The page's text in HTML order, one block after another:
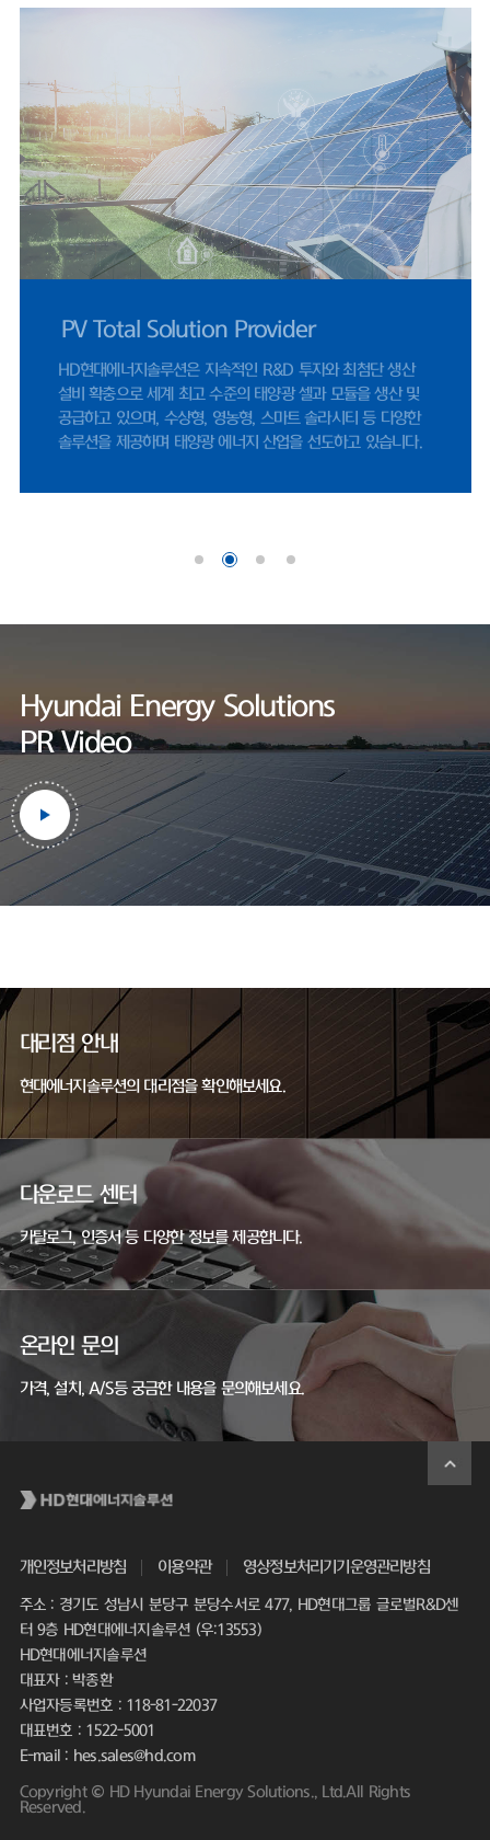
비 66% 증가한 9848억 원을 기록했다. 같은 기간 영업이익은 95억 원에서
902억 원으로 849% 증가했다.이후 2023년 매출 5461억 원, 2024년
4224억 원으로 외형이 다시 축소됐으나, 지난해 반등을 보였다. 2025년
매출은 4927억 원으로 전년 대비 17% 증가했으며, 영업이익은 412억 원
으로 1077%나 증가했다. 2024년 0.83%까지 하락했던 영업이익률은 지
난해 8.37%까지 올랐다.HD현대에너지솔루션은 지난달 31일 미국 '힐스보
로 솔라 프로젝트 유한책임회사(Hillsboro Solar Project LLC)'와 체결한
1278억 원 규모 공급 계약은 단일 계약 기준 역대 최대 규모로, 지난해 전
체 수출 매출 66%에 달한다.미국 시장 정책적 환경도 긍정적이다. 2025년
7월 제정된 OBBBA(One Big Beautiful Bill Act)에 따라 세액공제 수혜
를 받기 위한 프로젝트 착공 수요가 몰리면서, 2024년 453억 원 수준이었
던 미국 매출은 2025년 1619억 원으로 257% 증가했다.국내 시장 여건 역
고, 태양광 설치 걸림돌이었던 '이격거리 규제' 관련 법 개정안이 2026년 9
나이스신용평가 선임연구원은 "미국 시장 내 FEOC(해외우려기관) 관련 규
제에 따라, 중국산 공급망에 대한 제약이 강화되면서 비중국계 공급망을 확
보한 기업으로서 수혜 여력이 존재한다"며 "미국 태양광 매출은 세액공제
적용을 위한 프로젝트 조기 추진 영향으로 2026년에도 증가할 것"으로 내
달 정기주주총회를 통해 사업 목적에 '재생에너지 공급사업'을 명문화했다.
체 생산하고 있다. 작년 기준 셀 공장과 모듈 공장 가동률은 각각 69.7%와
UL 공인 시험소 지정
HD현대에너지솔루션 연구소는 세계적인 인증기관인 UL에서
지정한 태양광 공인시험소로, 엄격한 제품 테스트를 통하여
세계 최고 수준의 품질을 보장하고 있습니다.
Hyundai Energy Solutions
PR Video
대리점 안내
현대에너지솔루션의 대리점을 확인해보세요.
다운로드 센터
카탈로그, 인증서 등 다양한 정보를 제공합니다.
온라인 문의
가격, 설치, A/S등 궁금한 내용을 문의해보세요.
개인정보처리방침 이용약관 영상정보처리기기운영관리방침
주소 : 경기도 성남시 분당구 분당수서로 477, HD현대그룹 글로벌R&D센
터 9층 HD현대에너지솔루션 (우:13553)
HD현대에너지솔루션
대표자 : 박종환
사업자등록번호 : 118-81-22037
대표번호 : 1522-5001
E-mail : hes.sales@hd.com
Copyright © HD Hyundai Energy Solutions., Ltd.All Rights
Reserved.